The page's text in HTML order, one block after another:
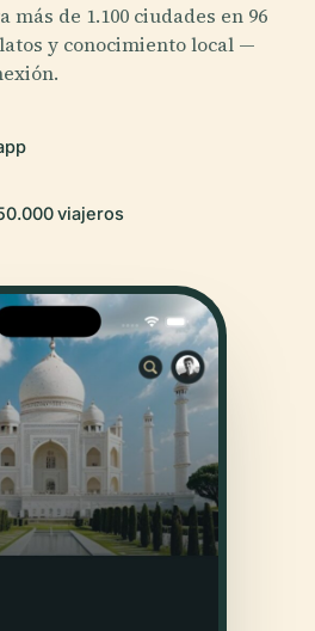
más de 1.100 ciudades en 96
y conocimiento local —
viajeros